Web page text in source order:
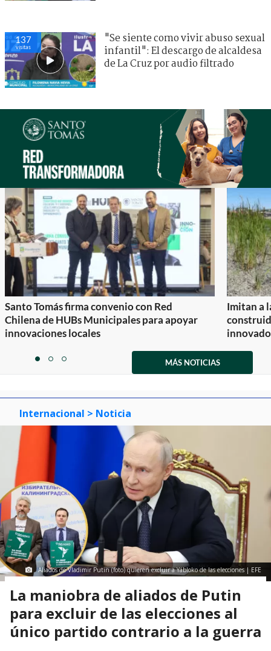
137
visitas
"Se siente como vivir abuso sexual
infantil": El descargo de alcaldesa
de La Cruz por audio filtrado
Santo Tomás firma convenio con Red
Chilena de HUBs Municipales para apoyar
innovaciones locales
Imitan a
itemitemitem
MÁS NOTICIAS
Internacional > Noticia
Aliados de Vladimir Putin (foto) quieren excluir a Yábloko de las elecciones | EFE
La maniobra de aliados de Putin
para excluir de las elecciones al
único partido contrario a la guerra